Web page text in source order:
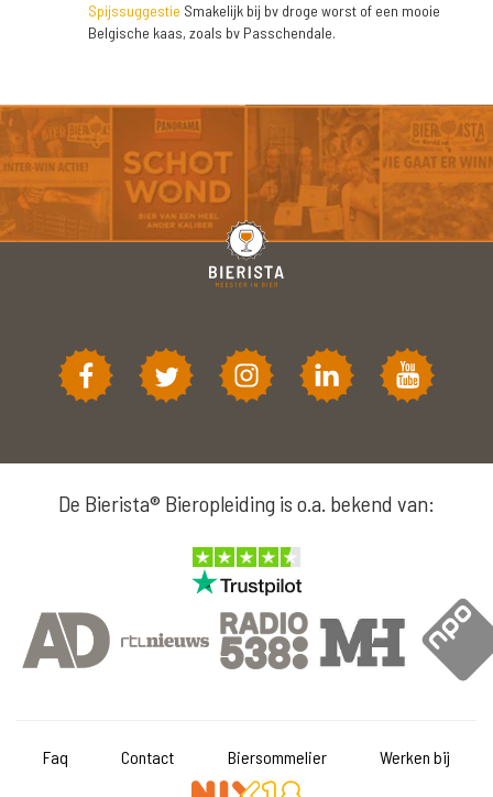
Spijssuggestie Smakelijk bij bv droge worst of een mooie
Belgische kaas, zoals bv Passchendale.
De Bierista® Bieropleiding is o.a. bekend van:
Faq Contact Biersommelier Werken bij